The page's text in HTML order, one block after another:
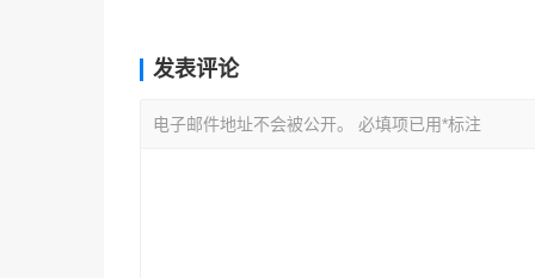
发表评论
电子邮件地址不会被公开。 必填项已用*标注